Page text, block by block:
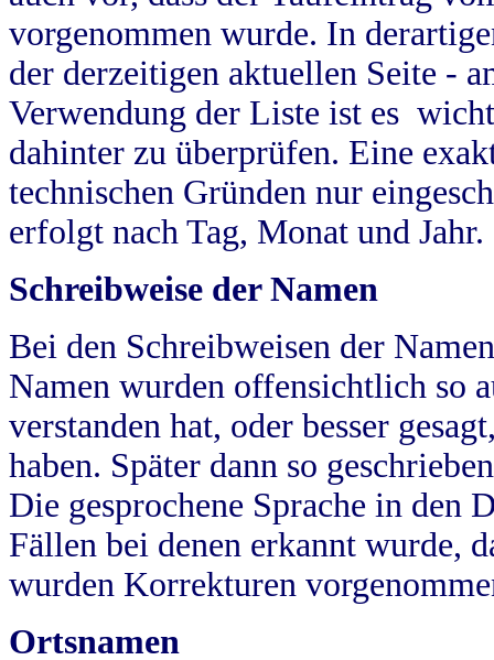
vorgenommen wurde. In
der derzeitigen aktuellen Seite -
Verwendung der Liste ist es
dahinter zu überprüfen. Eine
technischen Gründen nur
erfolgt nach Tag, Monat und Jahr.
Schreibweise der Namen
Bei den Schreibweisen der
Namen wurden offensichtlich so
verstanden hat, oder besser
haben. Später dann so
Die gesprochene Sprache in
Fällen bei denen erkannt wurde,
wurden Korrekturen
Ortsnamen